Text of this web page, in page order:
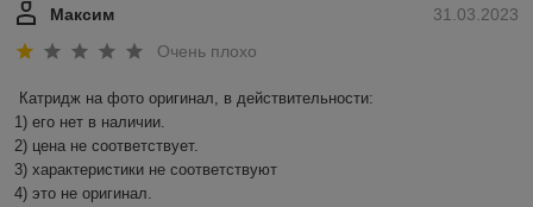
31.03.2023
Максим
Очень плохо
Катридж на фото оригинал, в действительности:
1) его нет в наличии.
2) цена не соответствует.
3) характеристики не соответствуют
4) это не оригинал.